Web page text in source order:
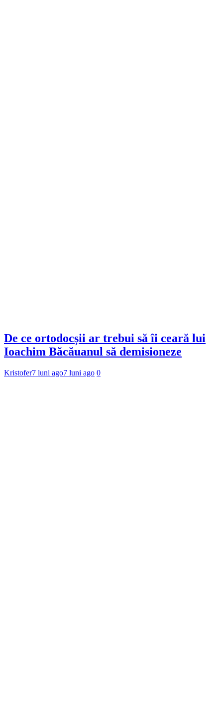
De ce ortodocșii ar trebui să îi ceară lui
Ioachim Băcăuanul să demisioneze
Kristofer7 luni ago7 luni ago 0